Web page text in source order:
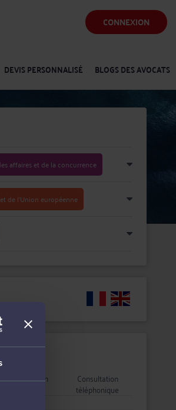
CONNEXION
DEVIS PERSONNALISÉ BLOGS DES AVOCATS
affaires et de la concurrence
de l'Union européenne
Consultation Consultation
téléphonique